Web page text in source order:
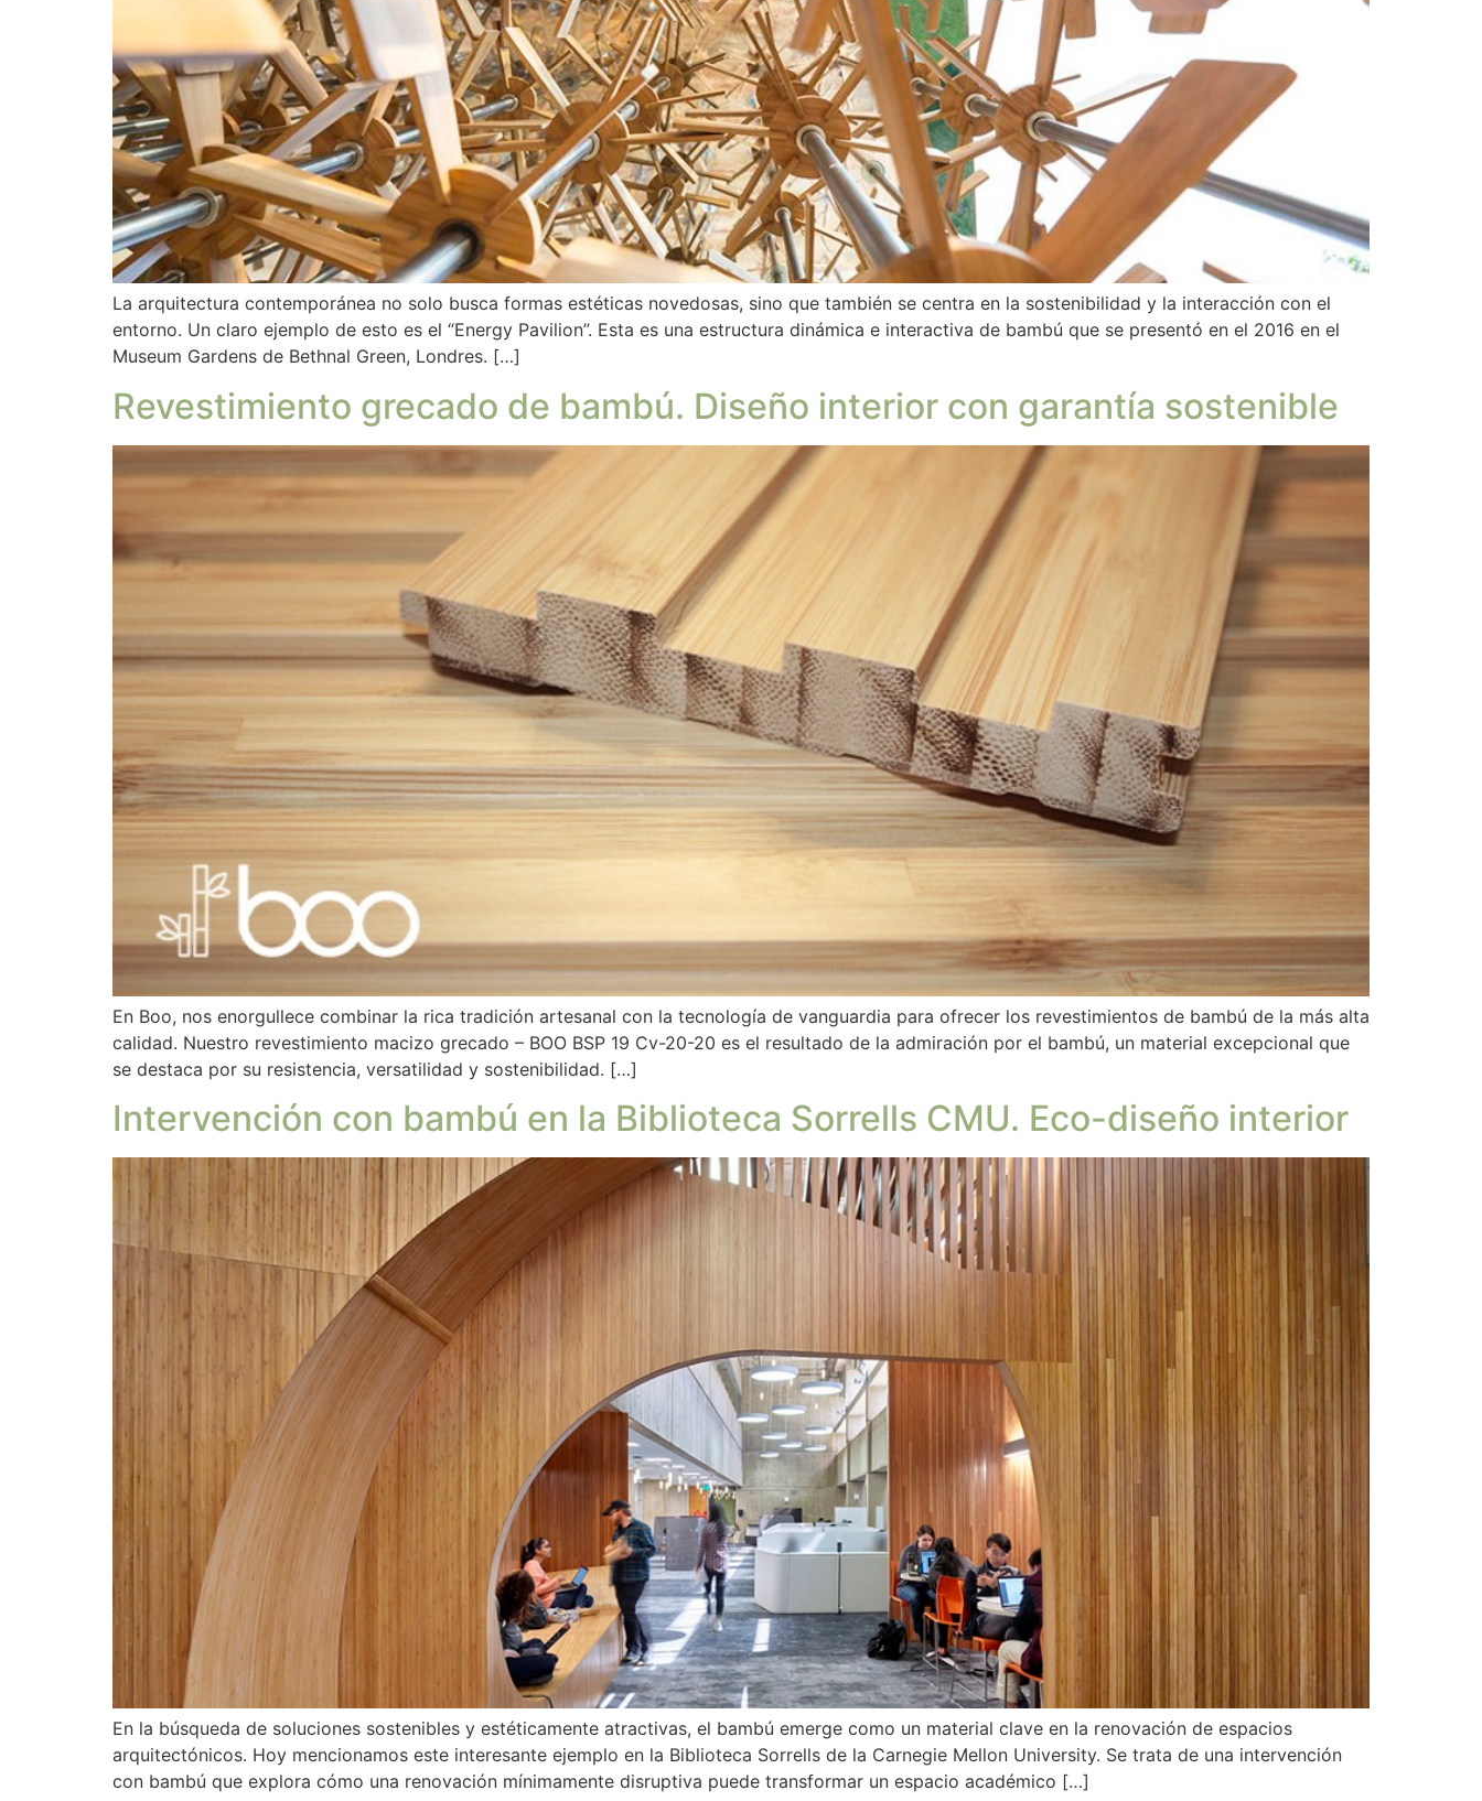
La arquitectura contemporánea no solo busca formas estéticas novedosas, sino que también se centra en la sostenibilidad y la interacción con el
entorno. Un claro ejemplo de esto es el “Energy Pavilion”. Esta es una estructura dinámica e interactiva de bambú que se presentó en el 2016 en el
Museum Gardens de Bethnal Green, Londres. […]
Revestimiento grecado de bambú. Diseño interior con garantía sostenible
En Boo, nos enorgullece combinar la rica tradición artesanal con la tecnología de vanguardia para ofrecer los revestimientos de bambú de la más alta
calidad. Nuestro revestimiento macizo grecado – BOO BSP 19 Cv-20-20 es el resultado de la admiración por el bambú, un material excepcional que
se destaca por su resistencia, versatilidad y sostenibilidad. […]
Intervención con bambú en la Biblioteca Sorrells CMU. Eco-diseño interior
En la búsqueda de soluciones sostenibles y estéticamente atractivas, el bambú emerge como un material clave en la renovación de espacios
arquitectónicos. Hoy mencionamos este interesante ejemplo en la Biblioteca Sorrells de la Carnegie Mellon University. Se trata de una intervención
con bambú que explora cómo una renovación mínimamente disruptiva puede transformar un espacio académico […]